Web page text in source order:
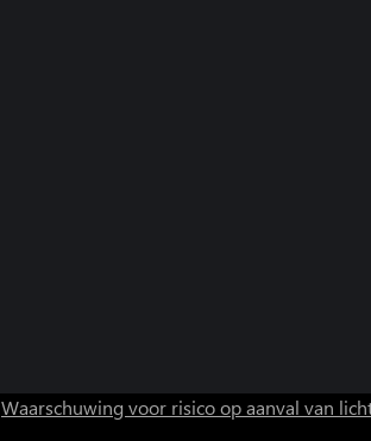
Waarschuwing voor risico op aanval van